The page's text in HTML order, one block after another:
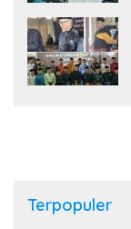
Terpopuler